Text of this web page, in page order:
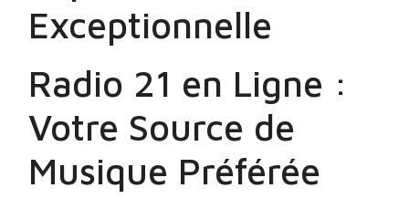
Exceptionnelle
Radio 21 en Ligne :
Votre Source de
Musique Préférée